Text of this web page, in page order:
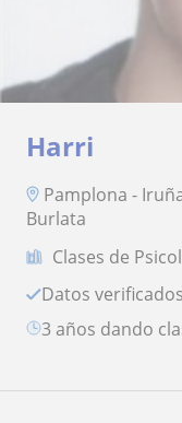
Harri
Pamplona -
Burlata
Clases de
Datos verificados
3 años dando